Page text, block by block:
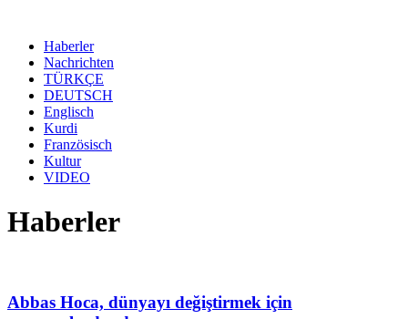
Haberler
Nachrichten
TÜRKÇE
DEUTSCH
Englisch
Kurdi
Französisch
Kultur
VIDEO
Haberler
Abbas Hoca, dünyayı değiştirmek için